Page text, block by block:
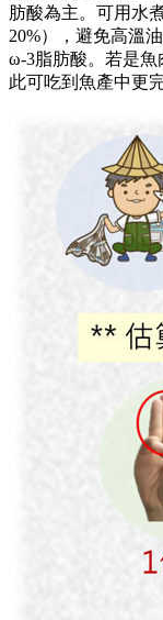
肪酸為主。可用水
20%），避免高溫
ω-3脂肪酸。若是魚
此可吃到魚產中更